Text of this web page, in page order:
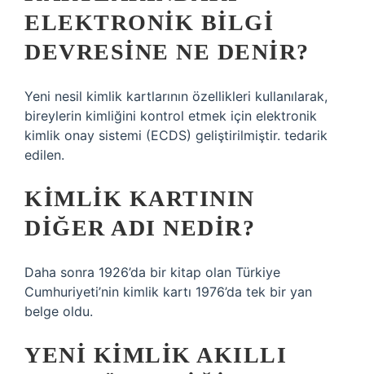
ELEKTRONIK BILGI
DEVRESINE NE DENIR?
Yeni nesil kimlik kartlarının özellikleri kullanılarak,
bireylerin kimliğini kontrol etmek için elektronik
kimlik onay sistemi (ECDS) geliştirilmiştir. tedarik
edilen.
KIMLIK KARTININ
DIĞER ADI NEDIR?
Daha sonra 1926’da bir kitap olan Türkiye
Cumhuriyeti’nin kimlik kartı 1976’da tek bir yan
belge oldu.
YENI KIMLIK AKILLI